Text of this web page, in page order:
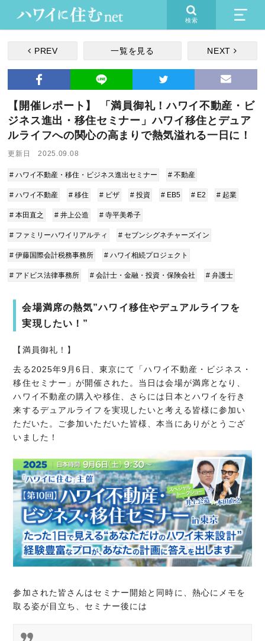
検索
PREV 一覧を見る NEXT
【開催レポート】 「満員御礼！ハワイ不動産・ビ
ジネス進出・移住セミナー」ハワイ移住とデュア
ルライフへの関心の高まりで熱気溢れる一日に！
更新日 2025.09.08
# ハワイ不動産・移住・ビジネス進出セミナー # 不動産
# ハワイ不動産 # 移住 # ビザ # 投資 # EB5 # E2 # 起業
# 本田直之 # 井上公造 # 寺平美希子
# ファミリーハワイリアルティ # セブンシグネチャーズイン
# 伊藤国際会計税務事務所 # ハワイ相続プロジェクト
# アドビス法律事務所 # 会計士・金融・投資・保険会社 # 弁護士
会場満席の熱気”ハワイ移住やデュアルライフを
実現したい！”
【満員御礼！】
去る2025年9月6日、東京にて「ハワイ不動産・ビジネス・
移住セミナー」が開催された。当日は会場が満席となり、
ハワイ不動産の購入や移住、さらには日本とハワイを行き
来するデュアルライフを実現したいと考える皆様に参加い
ただいた。ご参加いただいた皆様、本当にありがとうござ
いました！
参加された皆さんはセミナー開始と同時に、熱心にメモを
取る姿が目立ち、セミナー後には